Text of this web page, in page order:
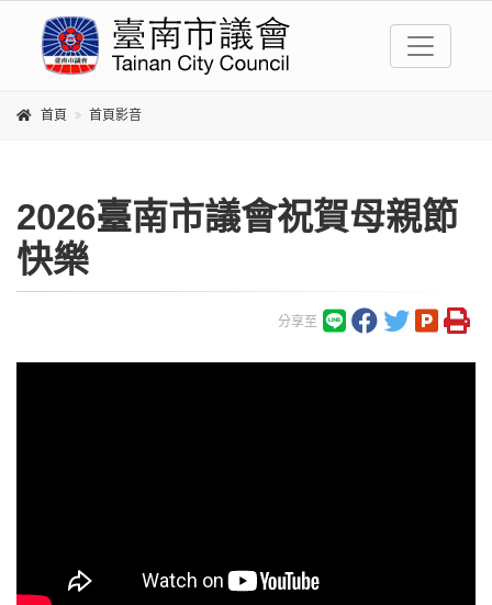
首頁 首頁影音
2026臺南市議會祝賀母親節
快樂
分享至